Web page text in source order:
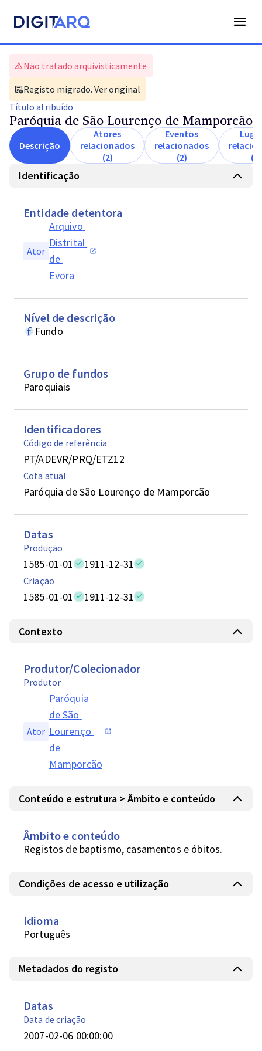
Não tratado arquivisticamente
Registo migrado. Ver original
Título atribuído
Paróquia de São Lourenço de Mamporcão
Descrição
Atores
relacionados
(2)
Eventos
relacionados
(2)
(1)
Identificação
Entidade detentora
Ator
Arquivo
Distrital
de
Evora
Nível de descrição
Fundo
Grupo de fundos
Paroquiais
Identificadores
Código de referência
PT/ADEVR/PRQ/ETZ12
Cota atual
Paróquia de São Lourenço de Mamporcão
Datas
Produção
1585-01-01 1911-12-31
Criação
1585-01-01 1911-12-31
Contexto
Produtor/Colecionador
Produtor
Ator
Paróquia
de São
Lourenço
de
Mamporcão
Conteúdo e estrutura > Âmbito e conteúdo
Âmbito e conteúdo
Registos de baptismo, casamentos e óbitos.
Condições de acesso e utilização
Idioma
Português
Metadados do registo
Datas
Data de criação
2007-02-06 00:00:00